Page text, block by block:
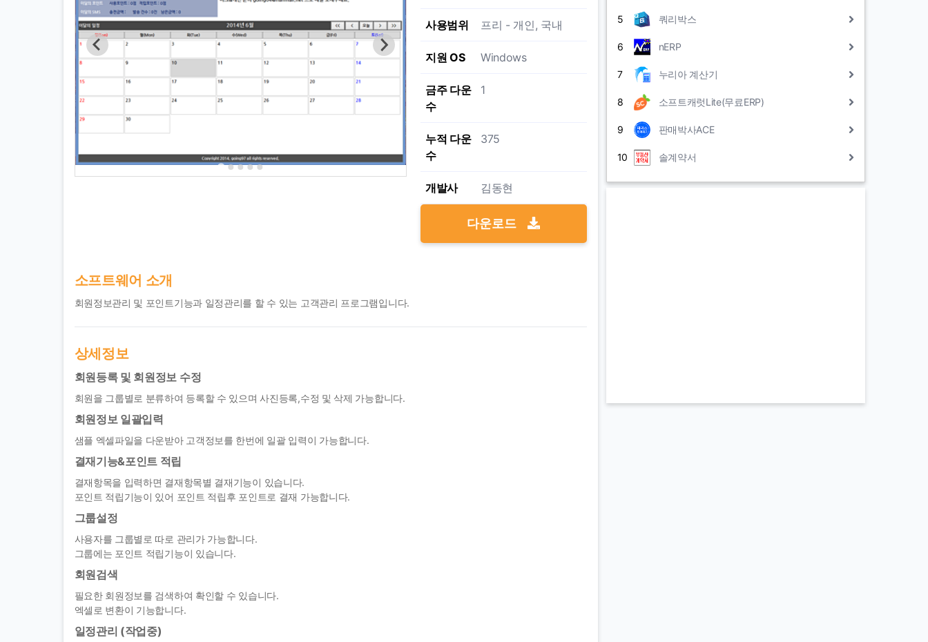
사용범위 프리 - 개인, 국내
지원 OS Windows
금주 다운
수
1
누적 다운
수
375
개발사 김동현
다운로드
소프트웨어 소개
회원정보관리 및 포인트기능과 일정관리를 할 수 있는 고객관리 프로그램입니다.
상세정보
회원등록 및 회원정보 수정
회원을 그룹별로 분류하여 등록할 수 있으며 사진등록,수정 및 삭제 가능합니다.
회원정보 일괄입력
샘플 엑셀파일을 다운받아 고객정보를 한번에 일괄 입력이 가능합니다.
결재기능&포인트 적립
결재항목을 입력하면 결재항목별 결재기능이 있습니다.
포인트 적립기능이 있어 포인트 적립후 포인트로 결재 가능합니다.
그룹설정
사용자를 그룹별로 따로 관리가 가능합니다.
그룹에는 포인트 적립기능이 있습니다.
회원검색
필요한 회원정보를 검색하여 확인할 수 있습니다.
엑셀로 변환이 기능합니다.
일정관리 (작업중)
5 쿼리박스
6 nERP
7 누리아 계산기
8 소프트캐럿Lite(무료ERP)
9 판매박사ACE
10 솔계약서